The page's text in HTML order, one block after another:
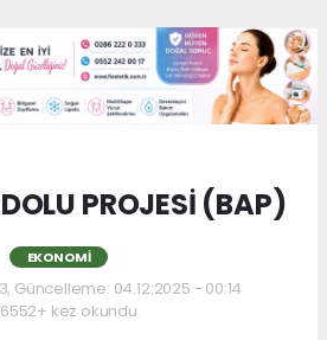
PROJESİ (BAP)
EKONOMI
Güncelleme: 04.12.2025 - 00:14
kez okundu.